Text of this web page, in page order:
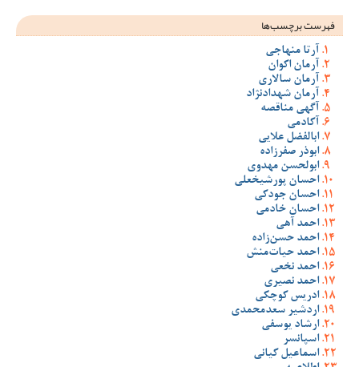
فهرست برچسب‌ها
آرتا منهاجی
آرمان اکوان
آرمان سالاری
آرمان شهدادنژاد
آگهی مناقصه
آکادمی
ابالفضل علایی
ابوذر صفرزاده
ابولحسن مهدوی
احسان پورشیخعلی
احسان جودکی
احسان خادمی
احمد آهی
احمد حسن‌زاده
احمد حیات‌منش
احمد نخعی
احمد نصیری
ادریس کوچکی
اردشیر سعدمحمدی
ارشاد یوسفی
اسپانسر
اسماعیل کیانی